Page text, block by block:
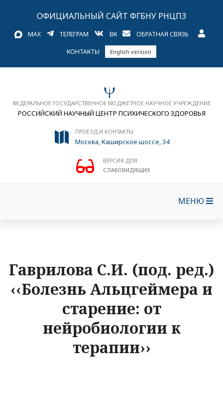
ОФИЦИАЛЬНЫЙ САЙТ ФГБНУ РНЦПЗ
MAX ТЕЛЕГРАМ ВК ОБРАТНАЯ СВЯЗЬ
КОНТАКТЫ English version
ФЕДЕРАЛЬНОЕ ГОСУДАРСТВЕННОЕ БЮДЖЕТНОЕ НАУЧНОЕ УЧРЕЖДЕНИЕ
РОССИЙСКИЙ НАУЧНЫЙ ЦЕНТР ПСИХИЧЕСКОГО ЗДОРОВЬЯ
ПРОЕЗД И КОНТАКТЫ
Москва, Каширское шоссе, 34
ВЕРСИЯ ДЛЯ
СЛАБОВИДЯЩИХ
МЕНЮ
Гаврилова С.И. (под. ред.)
‹‹Болезнь Альцгеймера и
старение: от
нейробиологии к
терапии››